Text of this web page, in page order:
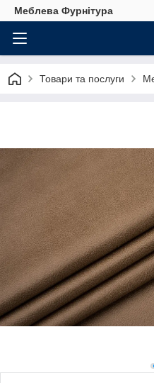
Меблева Фурнітура
Товари та послуги